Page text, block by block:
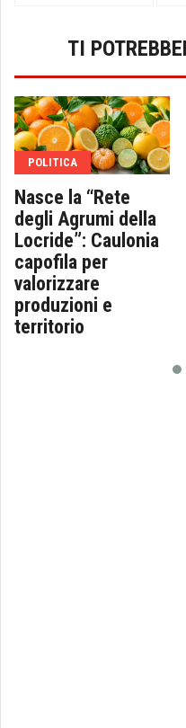
TI
POLITICA
Nasce la “Rete
degli Agrumi della
Locride”: Caulonia
capofila per
valorizzare
produzioni e
territorio